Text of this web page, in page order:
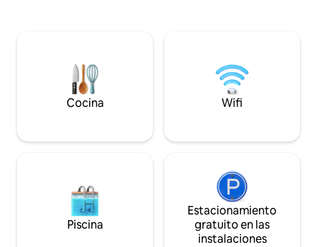
almohadilla de lirio, tabla de paddle surf,
kayak, mesa/sillas de comedor al aire
libre privadas y un muelle para nadar o
de natación
Floe, wifi,
de aire, sistema
Cocina Wifi
Piscina
Estacionamiento
gratuito en las
instalaciones